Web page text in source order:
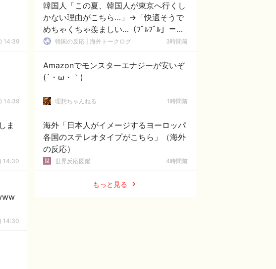
14:39
14:39
ま
14:30
14:30
韓国人「この夏、韓国人が東京へ行くし
かない理由がこちら…」→「快適そうで
めちゃくちゃ羨ましい…（ﾌﾞﾙﾌﾞﾙ」＝韓
国の反応
韓国の反応 | 海外トークログ 3時間前
Amazonでモンスターエナジーが安いぞ
(´・ω・｀)
理想ちゃんねる 1時間前
海外「日本人がイメージするヨーロッパ
各国のステレオタイプがこちら」（海外
の反応）
世界反応図鑑 4時間前
もっと見る